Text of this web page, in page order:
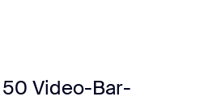
Video-Bar-